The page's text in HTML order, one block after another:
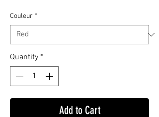
Couleur *
Quantity *
Add to Cart